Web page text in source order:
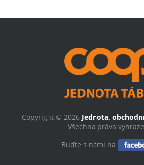
Copyright © 2026 Jednota,
Všechna práva
Buďte s námi na